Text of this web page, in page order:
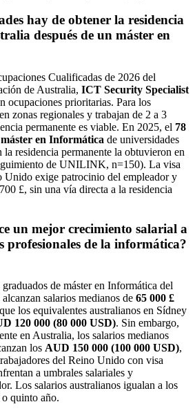
hay de obtener la residencia
después de un máster en
Cualificadas de 2026 del
de Australia, ICT Security Specialist
ocupaciones prioritarias. Para los
zonas regionales y trabajan de 2 a 3
permanente es viable. En 2025, el 78
en Informática de universidades
residencia permanente la obtuvieron en
de UNILINK, n=150). La visa
Unido exige patrocinio del empleador y
£, sin una vía directa a la residencia
un mejor crecimiento salarial a
profesionales de la informática?
de máster en Informática del
salarios medianos de 65 000 £
los equivalentes australianos en Sídney
120 000 (80 000 USD). Sin embargo,
en Australia, los salarios medianos
los AUD 150 000 (100 000 USD),
del Reino Unido con visa
a umbrales salariales y
Los salarios australianos igualan a los
quinto año.